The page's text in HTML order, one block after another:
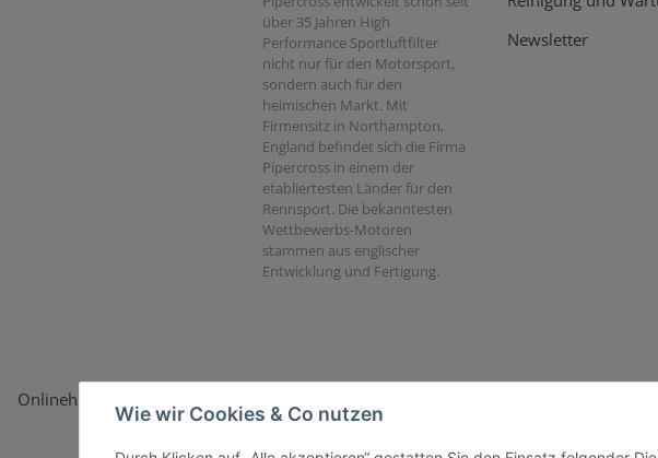
Wie wir Cookies & Co nutzen
über 35 Jahren High
Performance Sportluftfilter
nicht nur für den Motorsport,
sondern auch für den
heimischen Markt. Mit
Firmensitz in Northampton,
England befindet sich die Firma
Pipercross in einem der
etabliertesten Länder für den
Rennsport. Die bekanntesten
Wettbewerbs-Motoren
stammen aus englischer
Entwicklung und Fertigung.
Newsletter
Onlinehandel basiert auf Vertrauen: